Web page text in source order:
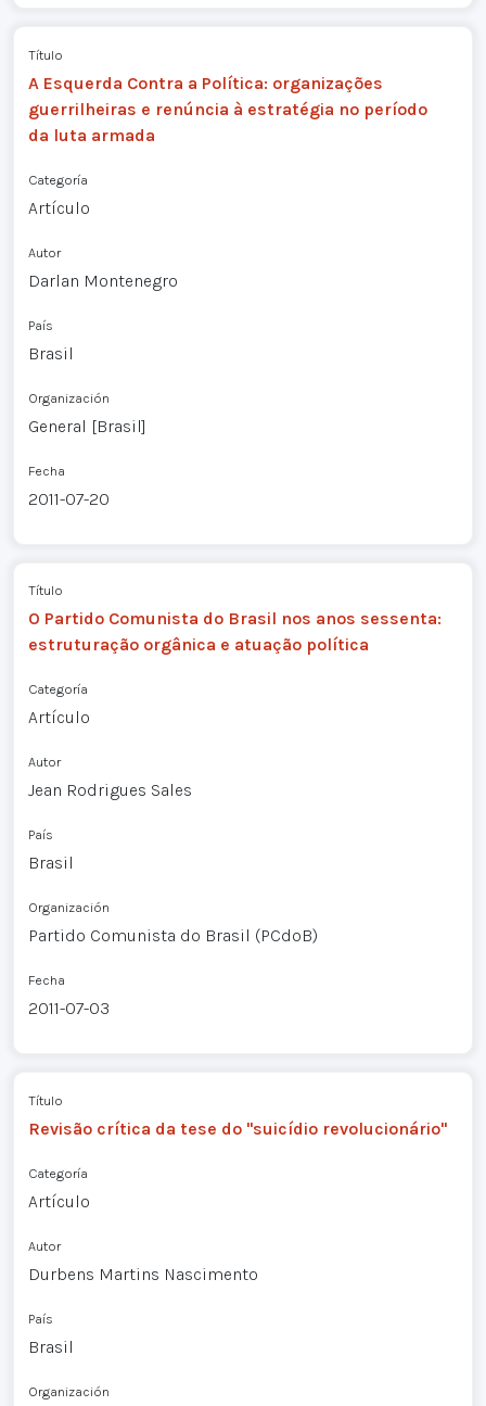
Título
A Esquerda Contra a Política: organizações
guerrilheiras e renúncia à estratégia no período
da luta armada
Categoría
Artículo
Autor
Darlan Montenegro
País
Brasil
Organización
General [Brasil]
Fecha
2011-07-20
Título
O Partido Comunista do Brasil nos anos sessenta:
estruturação orgânica e atuação política
Categoría
Artículo
Autor
Jean Rodrigues Sales
País
Brasil
Organización
Partido Comunista do Brasil (PCdoB)
Fecha
2011-07-03
Título
Revisão crítica da tese do "suicídio revolucionário"
Categoría
Artículo
Autor
Durbens Martins Nascimento
País
Brasil
Organización